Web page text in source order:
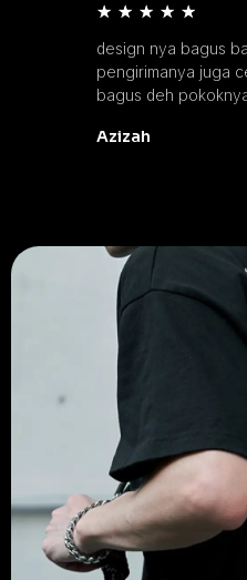
★ ★ ★ ★ ★
design nya bagus
pengirimanya juga
bagus deh
Azizah